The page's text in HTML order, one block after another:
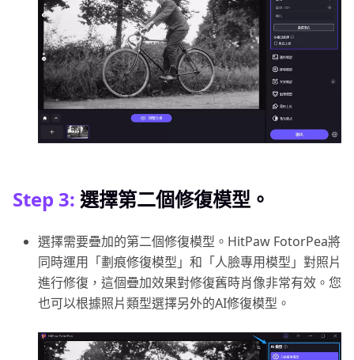
Step 3: 選擇第二個修復模型。
選擇需要疊加的第二個修復模型。HitPaw FotorPea將
同時運用「劃痕修復模型」和「人臉專用模型」對照片
進行修復，這個疊加效果對修復舊時肖像非常有效。您
也可以根據照片類型選擇另外的AI修復模型。